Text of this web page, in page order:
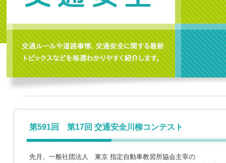
第591回 第17回 交通安全川柳コンテスト
先月、一般社団法人 東京 指定自動車教習所協会主宰の